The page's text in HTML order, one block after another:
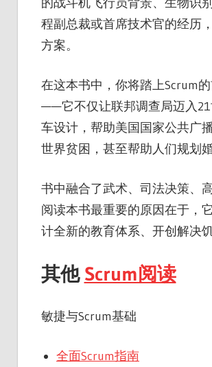
程副总裁或首席技术官的经历
方案。
在这本书中，你将踏上Scrum
——它不仅让联邦调查局迈入
车设计，帮助美国国家公共广
世界贫困，甚至帮助人们规划
书中融合了武术、司法决策、
阅读本书最重要的原因在于，
计全新的教育体系、开创解决
其他 Scrum阅读
敏捷与Scrum基础
全面Scrum指南